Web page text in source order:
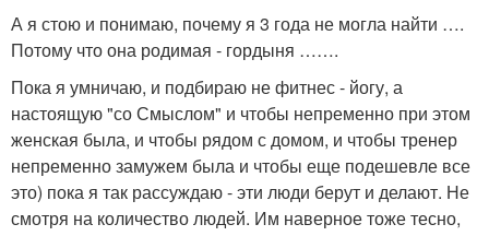
А я стою и понимаю, почему я 3 года не могла найти ….
Потому что она родимая - гордыня …….
Пока я умничаю, и подбираю не фитнес - йогу, а
настоящую "со Смыслом" и чтобы непременно при этом
женская была, и чтобы рядом с домом, и чтобы тренер
непременно замужем была и чтобы еще подешевле все
это) пока я так рассуждаю - эти люди берут и делают. Не
смотря на количество людей. Им наверное тоже тесно,